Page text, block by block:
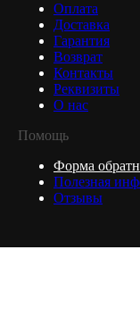
Оплата
Доставка
Гарантия
Возврат
Контакты
Реквизиты
О нас
Помощь
Форма
Полезная
Отзывы